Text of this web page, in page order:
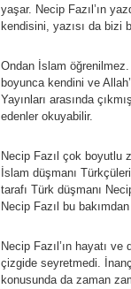
yaşar. Necip Fazıl’ın
kendisini, yazısı da bizi
Ondan İslam
boyunca kendini ve
Yayınları arasında
edenler okuyabilir.
Necip Fazıl çok boyutlu
İslam düşmanı
tarafı Türk düşmanı
Necip Fazıl bu
Necip Fazıl’ın hayatı
çizgide seyretmedi.
konusunda da zaman